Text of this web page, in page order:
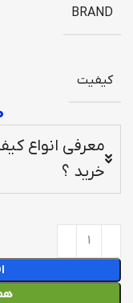
BRAND
کیفیت
معرفی انواع
خرید ؟